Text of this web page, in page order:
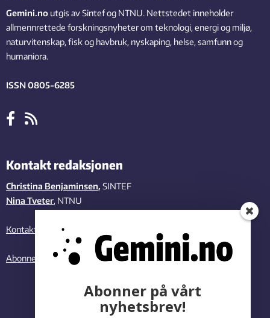
Gemini.no utgis av Sintef og NTNU. Nettstedet inneholder
allmennrettede forskningsnyheter om teknologi, energi og miljø,
naturvitenskap, fisk og havbruk, nyskaping, helse, samfunn og
humaniora.
ISSN 0805-6285
Kontakt redaksjonen
Christina Benjaminsen, SINTEF
Nina Tveter, NTNU
Kontakt oss
Abonner på vårt nyhetsbrev
Abonner på vårt
nyhetsbrev!